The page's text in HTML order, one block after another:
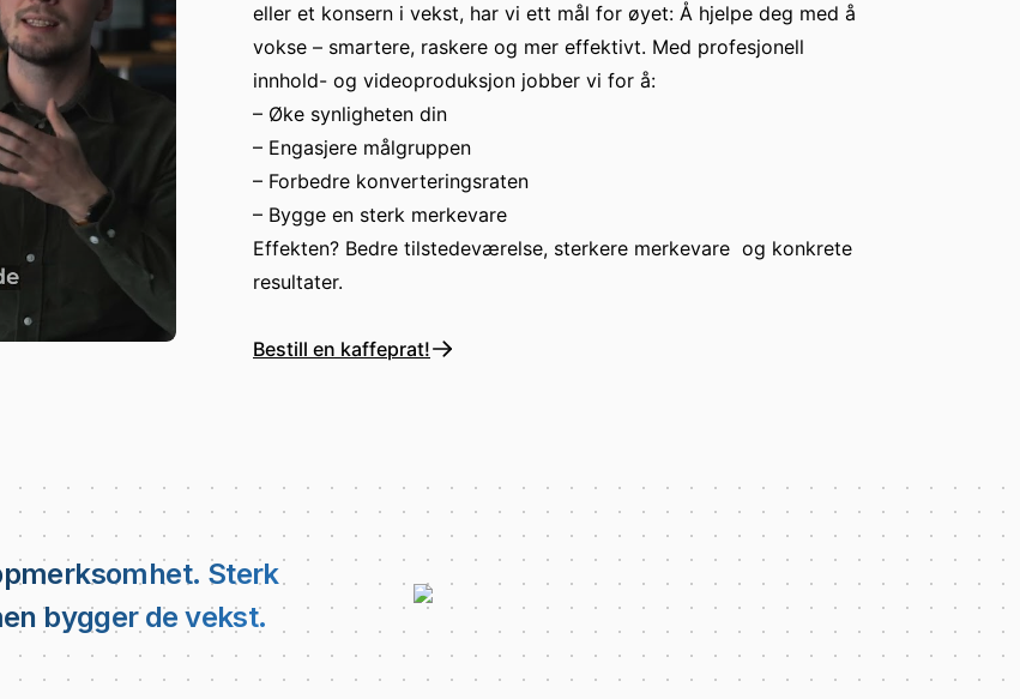
eller et konsern i vekst, har vi ett mål for øyet: Å hjelpe deg med å
vokse – smartere, raskere og mer effektivt. Med profesjonell
innhold- og videoproduksjon jobber vi for å:
– Øke synligheten din
– Engasjere målgruppen
– Forbedre konverteringsraten
– Bygge en sterk merkevare
Effekten? Bedre tilstedeværelse, sterkere merkevare og konkrete
resultater.
Bestill en kaffeprat!
Sterk
bygger de vekst.